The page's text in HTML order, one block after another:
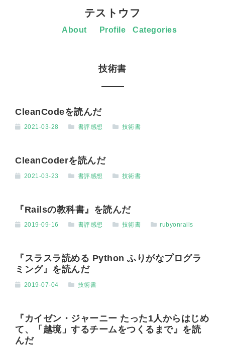
テストウフ
About Profile Categories
技術書
CleanCodeを読んだ
2021-03-28 書評感想 技術書
CleanCoderを読んだ
2021-03-23 書評感想 技術書
『Railsの教科書』を読んだ
2019-09-16 書評感想 技術書 rubyonrails
『スラスラ読める Python ふりがなプログラ
ミング』を読んだ
2019-07-04 技術書
『カイゼン・ジャーニー たった1人からはじめ
て、「越境」するチームをつくるまで』を読
んだ